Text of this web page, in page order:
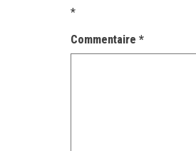
*
Commentaire*